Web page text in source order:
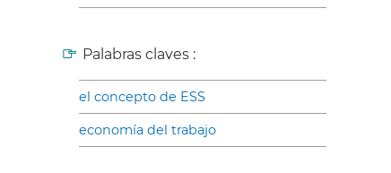
Palabras claves :
el concepto de ESS
economía del trabajo